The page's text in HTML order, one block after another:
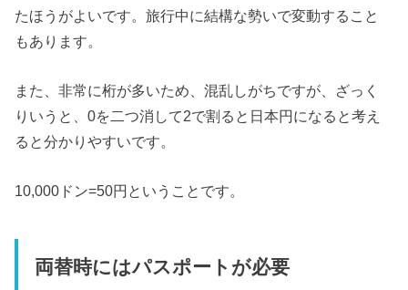
たほうがよいです。旅行中に結構な勢いで変動すること
もあります。
また、非常に桁が多いため、混乱しがちですが、ざっく
りいうと、0を二つ消して2で割ると日本円になると考え
ると分かりやすいです。
10,000ドン=50円ということです。
両替時にはパスポートが必要